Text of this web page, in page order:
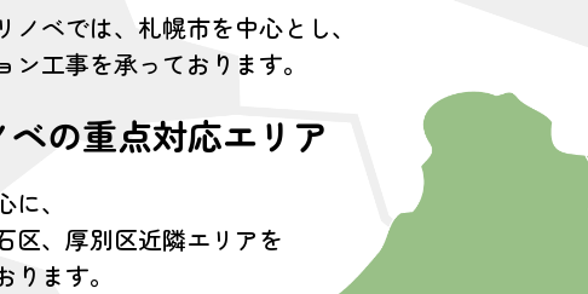
ノベでは、札幌市を中心とし、
ン工事を承っております。
の重点対応エリア
、
区、厚別区近隣エリアを
ます。